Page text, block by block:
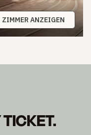
das kostenfreie H